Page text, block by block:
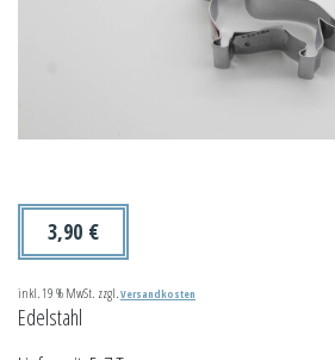
3,90 €
inkl. 19 % MwSt. zzgl.Versandkosten
Edelstahl